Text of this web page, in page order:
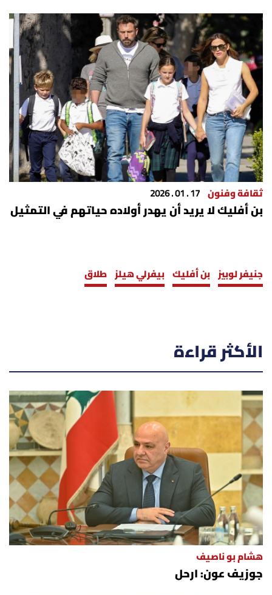
ثقافة وفنون 17 . 01 . 2026
بن أفليك لا يريد أن يهدر أولاده حياتهم في التمثيل
جنيفر لوبيز بن أفليك بيفرلي هيلز طلاق
الأكثر قراءة
هشام بو ناصيف
جوزيف عون: ارحل